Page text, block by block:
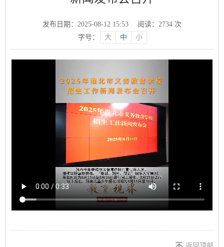
发布日期：2025-08-12 15:53 阅读： 2734 次
字号：
大 中 小